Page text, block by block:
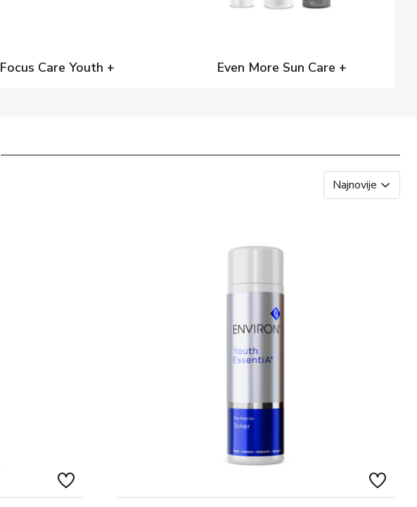
Focus Care Youth + Even More Sun Care +
Najnovije